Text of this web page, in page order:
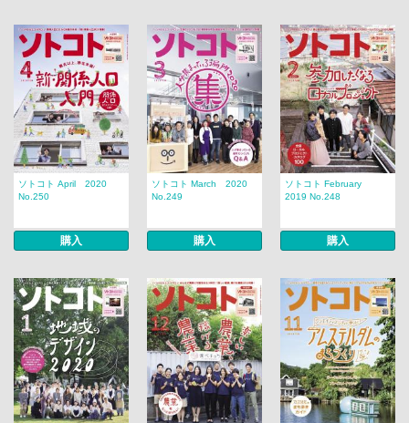
ソトコト April 2020
No.250
購入
ソトコト March 2020
No.249
購入
ソトコト February
2019 No.248
購入